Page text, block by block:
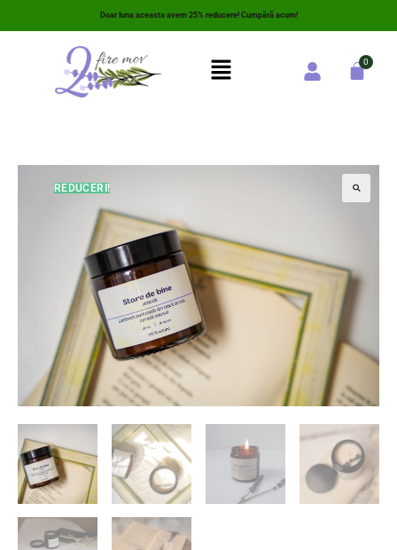
Doar luna aceasta avem 25% reducere! Cumpără acum!
REDUCERI!